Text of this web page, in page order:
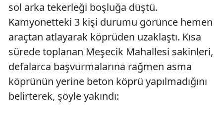
sol arka tekerleği boşluğa düştü.
Kamyonetteki 3 kişi durumu görünce hemen
araçtan atlayarak köprüden uzaklaştı. Kısa
sürede toplanan Meşecik Mahallesi sakinleri,
defalarca başvurmalarına rağmen asma
köprünün yerine beton köprü yapılmadığını
belirterek, şöyle yakındı: